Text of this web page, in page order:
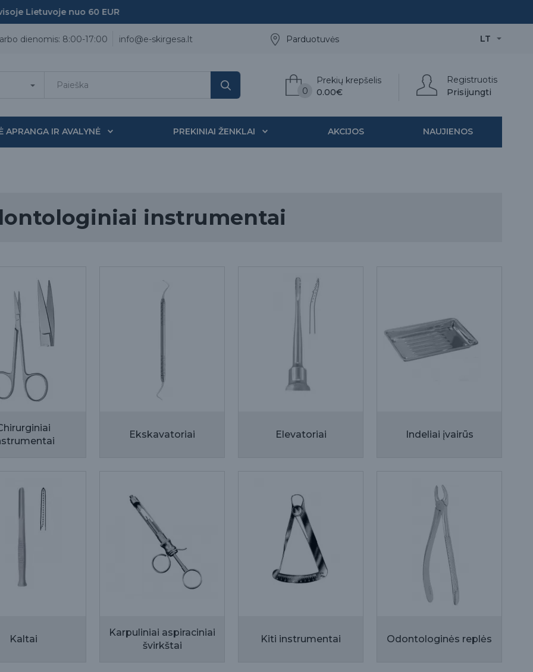
Lietuvoje nuo 60 EUR
dienomis: 8:00-17:00 info@e-skirgesa.lt LT
Parduotuvės
Registruotis
Prisijungti
Prekių krepšelis
0.00€
0
APRANGA IR AVALYNĖ PREKINIAI ŽENKLAI AKCIJOS NAUJIENOS
instrumentai
Ekskavatoriai Elevatoriai Indeliai įvairūs
Kaltai
Karpuliniai aspiraciniai
švirkštai
Kiti instrumentai Odontologinės replės